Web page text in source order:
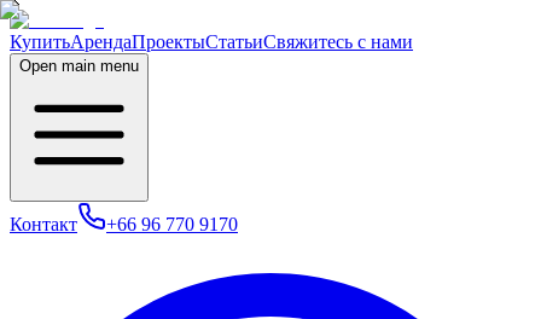
КупитьАрендаПроектыСтатьиСвяжитесь с нами
Open main menu
Контакт +66 96 770 9170